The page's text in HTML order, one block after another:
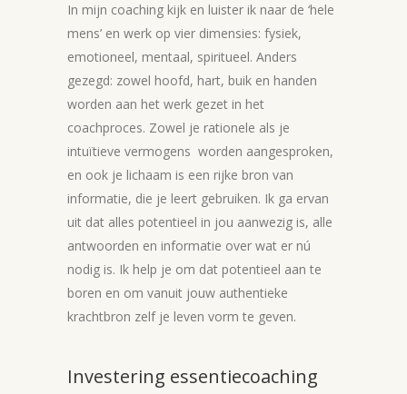
In mijn coaching kijk en luister ik naar de ‘hele
mens’ en werk op vier dimensies: fysiek,
emotioneel, mentaal, spiritueel. Anders
gezegd: zowel hoofd, hart, buik en handen
worden aan het werk gezet in het
coachproces. Zowel je rationele als je
intuïtieve vermogens worden aangesproken,
en ook je lichaam is een rijke bron van
informatie, die je leert gebruiken. Ik ga ervan
uit dat alles potentieel in jou aanwezig is, alle
antwoorden en informatie over wat er nú
nodig is. Ik help je om dat potentieel aan te
boren en om vanuit jouw authentieke
krachtbron zelf je leven vorm te geven.
Investering essentiecoaching